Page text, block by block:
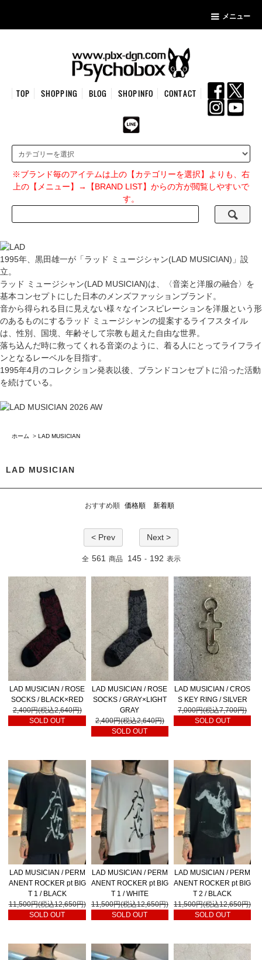
メニュー
TOP SHOPPING BLOG SHOPINFO CONTACT
※ブランド毎のアイテムは上の【カテゴリーを選択】よりも、右
上の【メニュー】→【BRAND LIST】からの方が閲覧しやすいで
す。
1995年、黒田雄一が「ラッド ミュージシャン(LAD MUSICIAN)」設
立。
ラッド ミュージシャン(LAD MUSICIAN)は、〈音楽と洋服の融合〉を
基本コンセプトにした日本のメンズファッションブランド。
音から得られる目に見えない様々なインスピレーションを洋服という形
のあるものにするラッド ミュージシャンの提案するライフスタイル
は、性別、国境、年齢そして宗教も超えた自由な世界。
落ち込んだ時に救ってくれる音楽のように、着る人にとってライフライ
ンとなるレーベルを目指す。
1995年4月のコレクション発表以後、ブランドコンセプトに沿った活動
を続けている。
ホーム > LAD MUSICIAN
LAD MUSICIAN
おすすめ順 価格順 新着順
< Prev Next >
全 561 商品 145 - 192 表示
LAD MUSICIAN / ROSE
SOCKS / BLACK×RED
2,400円(税込2,640円)
SOLD OUT
LAD MUSICIAN / ROSE
SOCKS / GRAY×LIGHT
GRAY
2,400円(税込2,640円)
SOLD OUT
LAD MUSICIAN / CROS
S KEY RING / SILVER
7,000円(税込7,700円)
SOLD OUT
LAD MUSICIAN / PERM
ANENT ROCKER pt BIG
T 1 / BLACK
11,500円(税込12,650円)
SOLD OUT
LAD MUSICIAN / PERM
ANENT ROCKER pt BIG
T 1 / WHITE
11,500円(税込12,650円)
SOLD OUT
LAD MUSICIAN / PERM
ANENT ROCKER pt BIG
T 2 / BLACK
11,500円(税込12,650円)
SOLD OUT